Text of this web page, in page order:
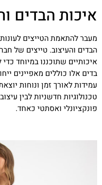
איכות הבדים
מעבר להתאמת הטייצים
הבדים והעיצוב. טייצים של
איכותיים שתוכננו במיוחד
בדים אלו כוללים מאפיינים
עמידות לאורך זמן ונוחות
טכנולוגיות חדשניות לבין
פונקציונלי ואסתטי כאחד.